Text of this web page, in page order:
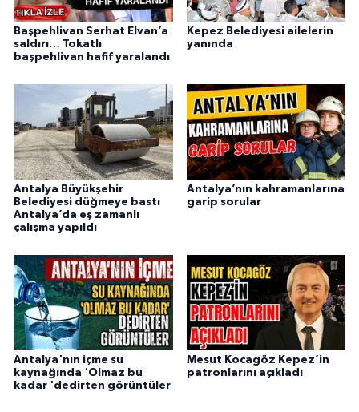
Başpehlivan Serhat Elvan’a
saldırı… Tokatlı
başpehlivan hafif yaralandı
Kepez Belediyesi ailelerin
yanında
Antalya Büyükşehir
Belediyesi düğmeye bastı
Antalya’da eş zamanlı
çalışma yapıldı
Antalya’nın kahramanlarına
garip sorular
Antalya'nın içme su
kaynağında 'Olmaz bu
kadar 'dedirten görüntüler
Mesut Kocagöz Kepez’in
patronlarını açıkladı